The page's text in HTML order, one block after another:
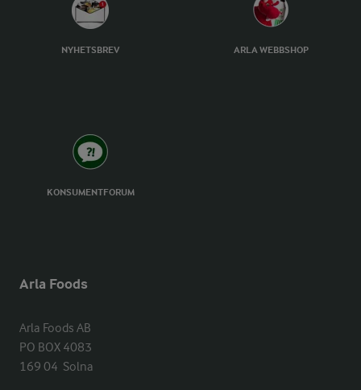
NYHETSBREV ARLA WEBBSHOP
KONSUMENTFORUM
Arla Foods
Arla Foods AB
PO BOX 4083
169 04  Solna